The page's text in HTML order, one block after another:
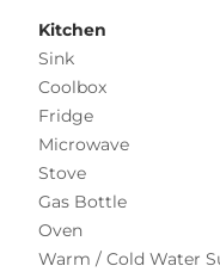
Kitchen
Sink
Coolbox
Fridge
Microwave
Stove
Gas Bottle
Oven
Warm / Cold Water